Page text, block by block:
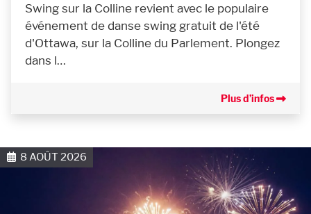
Swing sur la Colline revient avec le populaire
événement de danse swing gratuit de l'été
d'Ottawa, sur la Colline du Parlement. Plongez
dans l…
Plus d’infos
8 AOÛT 2026